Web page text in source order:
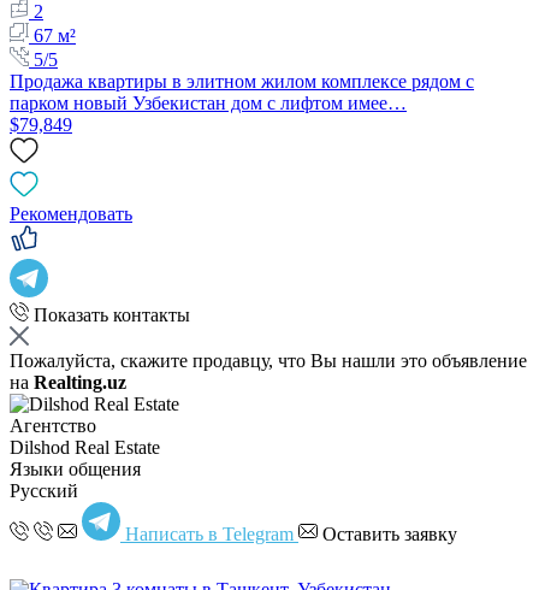
2
67 м²
5/5
Продажа квартиры в элитном жилом комплексе рядом с
парком новый Узбекистан дом с лифтом имее…
$79,849
Рекомендовать
Показать контакты
Пожалуйста, скажите продавцу, что Вы нашли это объявление
на Realting.uz
Агентство
Dilshod Real Estate
Языки общения
Русский
Написать в Telegram Оставить заявку